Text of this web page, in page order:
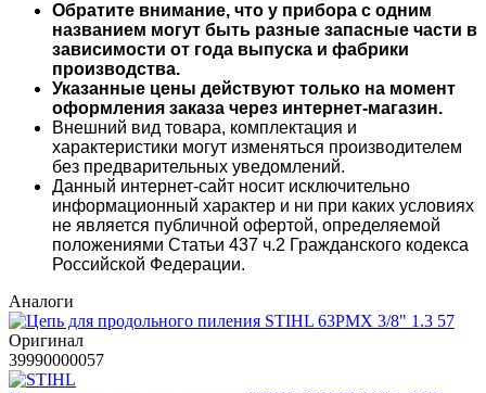
Обратите внимание, что у прибора с одним
названием могут быть разные запасные части в
зависимости от года выпуска и фабрики
производства.
Указанные цены действуют только на момент
оформления заказа через интернет-магазин.
Внешний вид товара, комплектация и
характеристики могут изменяться производителем
без предварительных уведомлений.
Данный интернет-сайт носит исключительно
информационный характер и ни при каких условиях
не является публичной офертой, определяемой
положениями Статьи 437 ч.2 Гражданского кодекса
Российской Федерации.
Аналоги
Оригинал
39990000057